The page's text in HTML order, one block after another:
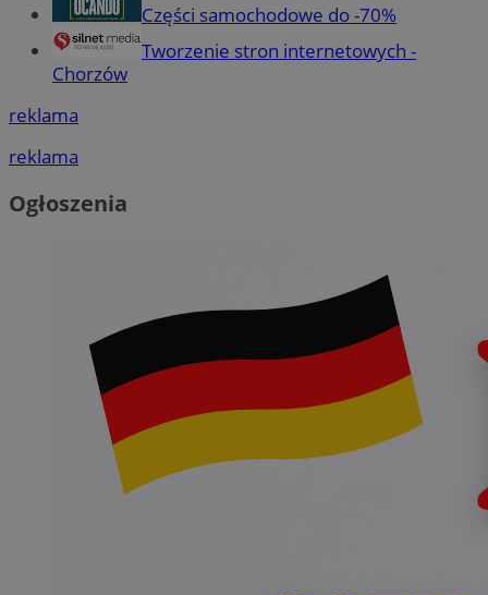
Części samochodowe do -70%
Tworzenie stron internetowych -
Chorzów
reklama
reklama
Ogłoszenia